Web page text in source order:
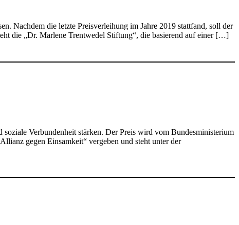
Nachdem die letzte Preisverleihung im Jahre 2019 stattfand, soll der
die „Dr. Marlene Trentwedel Stiftung“, die basierend auf einer […]
Verbundenheit stärken. Der Preis wird vom Bundesministerium
gegen Einsamkeit“ vergeben und steht unter der